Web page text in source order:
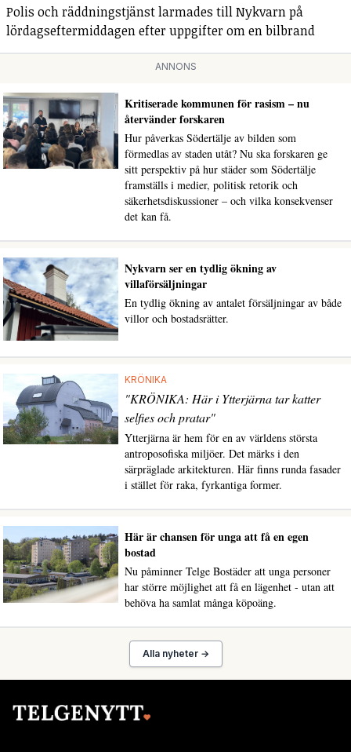
Polis och räddningstjänst larmades till Nykvarn på
lördagseftermiddagen efter uppgifter om en bilbrand
ANNONS
Kritiserade kommunen för rasism – nu
återvänder forskaren
Hur påverkas Södertälje av bilden som
förmedlas av staden utåt? Nu ska forskaren ge
sitt perspektiv på hur städer som Södertälje
framställs i medier, politisk retorik och
säkerhetsdiskussioner – och vilka konsekvenser
det kan få.
Nykvarn ser en tydlig ökning av
villaförsäljningar
En tydlig ökning av antalet försäljningar av både
villor och bostadsrätter.
KRÖNIKA
"KRÖNIKA: Här i Ytterjärna tar katter
selfies och pratar"
Ytterjärna är hem för en av världens största
antroposofiska miljöer. Det märks i den
särpräglade arkitekturen. Här finns runda fasader
i stället för raka, fyrkantiga former.
Här är chansen för unga att få en egen
bostad
Nu påminner Telge Bostäder att unga personer
har större möjlighet att få en lägenhet - utan att
behöva ha samlat många köpoäng.
Alla nyheter →